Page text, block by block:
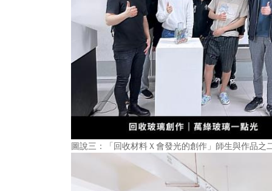
圖說三：「回收材料Ｘ會發光的創作」師生與作品之